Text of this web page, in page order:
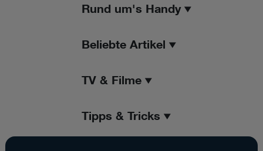
Rund um's Handy
Beliebte Artikel
TV & Filme
Tipps & Tricks